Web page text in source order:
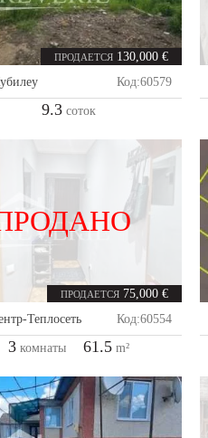
ПРОДАЕТСЯ 130,000 €
Код:60579
9.3соток
ПРОДАЕТСЯ 75,000 €
Теплосеть Код:60554
3комнаты 61.5m²